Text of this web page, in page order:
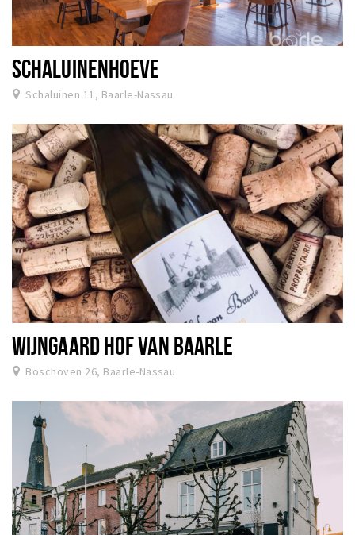
SCHALUINENHOEVE
Schaluinen 11, Baarle-Nassau
WIJNGAARD HOF VAN BAARLE
Boschoven 26, Baarle-Nassau